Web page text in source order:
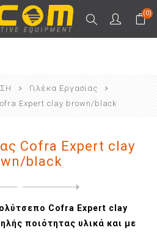
(0)
Γιλέκα Εργασίας
Expert clay brown/black
Cofra Expert clay
black
Cofra Expert clay
ποιότητας υλικά και με